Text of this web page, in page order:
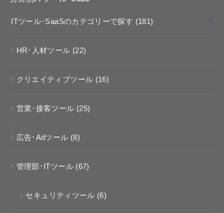
ITツール･SaaSのカテゴリーで探す (181)
HR･人材ツール (22)
クリエイティブツール (16)
営業･接客ツール (25)
広告･Adツール (8)
管理部･ITツール (67)
セキュリティツール (6)